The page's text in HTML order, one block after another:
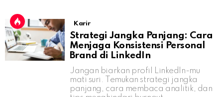
Karir
Strategi Jangka Panjang: Cara
Menjaga Konsistensi Personal
Brand di LinkedIn
Jangan biarkan profil LinkedIn-mu
mati suri. Temukan strategi jangka
panjang, cara membaca analitik, dan